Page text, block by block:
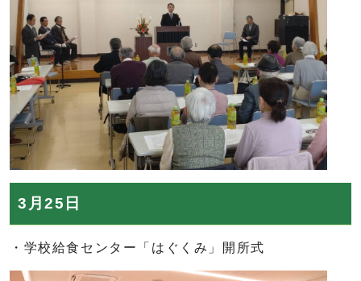
3月25日
・学校給食センター「はぐくみ」開所式